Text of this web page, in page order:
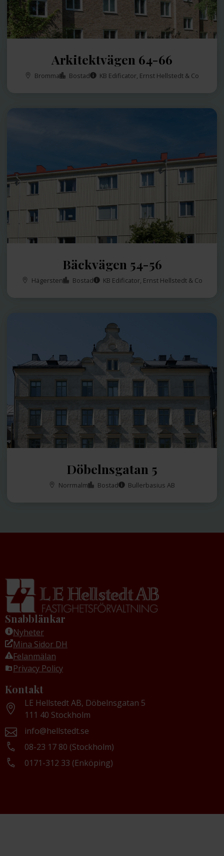
Arkitektvägen 64-66
Bromma Bostad KB Edificator, Ernst Hellstedt & Co
Bäckvägen 54-56
Hägersten Bostad KB Edificator, Ernst Hellstedt & Co
Döbelnsgatan 5
Norrmalm Bostad Bullerbasius AB
Snabblänkar
Nyheter
Mina Sidor DH
Felanmälan
Privacy Policy
Kontakt
LE Hellstedt AB, Döbelnsgatan 5
111 40 Stockholm
info@hellstedt.se
08-23 17 80 (Stockholm)
0171-312 33 (Enköping)